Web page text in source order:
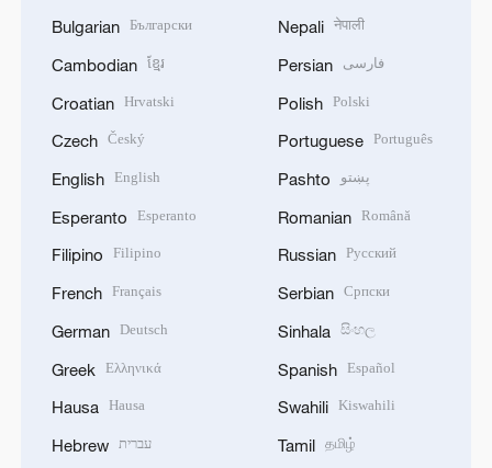
Bulgarian Български
Cambodian ខ្មែរ
Croatian Hrvatski
Czech Český
English English
Esperanto Esperanto
Filipino Filipino
French Français
German Deutsch
Greek Ελληνικά
Hausa Hausa
Hebrew עברית
Nepali नेपाली
Persian فارسی
Polish Polski
Portuguese Português
Pashto پښتو
Romanian Română
Russian Русский
Serbian Српски
Sinhala සිංහල
Spanish Español
Swahili Kiswahili
Tamil தமிழ்